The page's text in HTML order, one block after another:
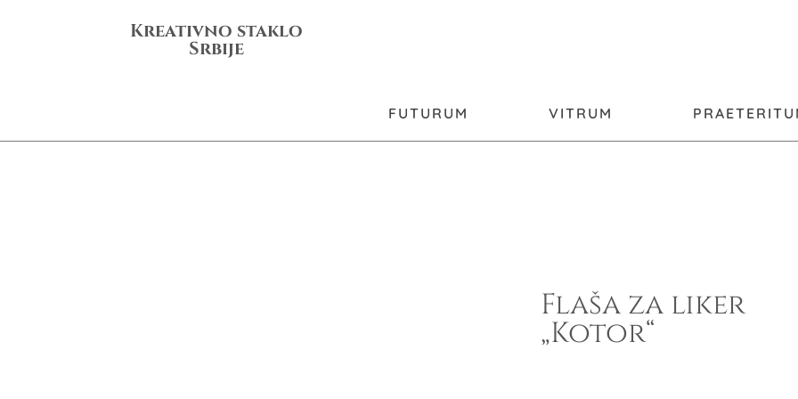
Kreativno staklo
Srbije
FUTURUM VITRUM
Flaša za liker
„Kotor“